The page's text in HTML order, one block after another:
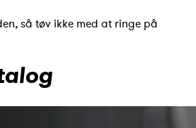
så tøv ikke med at ringe på